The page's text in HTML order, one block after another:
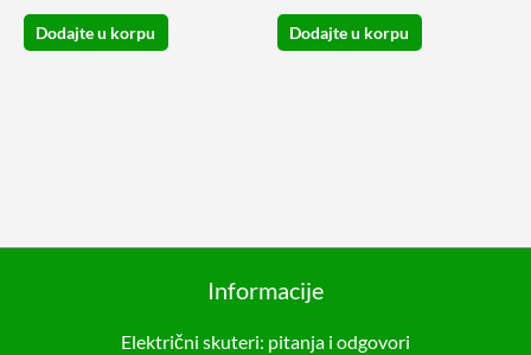
Dodajte u korpu Dodajte u korpu
Informacije
Električni skuteri: pitanja i odgovori